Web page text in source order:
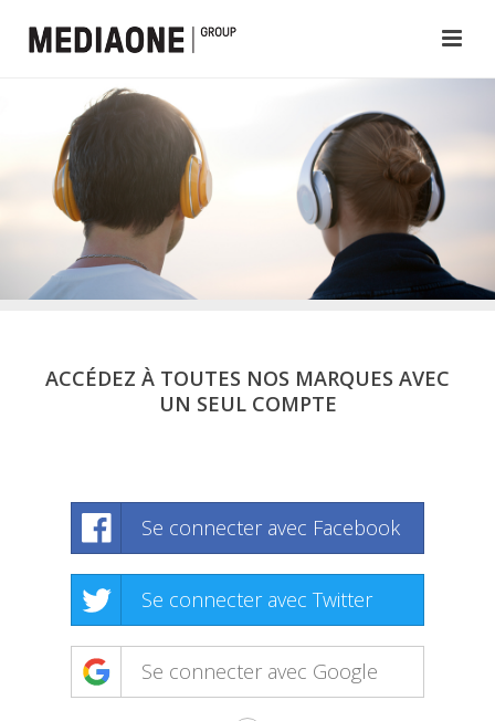
ACCÉDEZ À TOUTES NOS MARQUES AVEC
UN SEUL COMPTE
Se connecter avec Facebook
Se connecter avec Twitter
Se connecter avec Google